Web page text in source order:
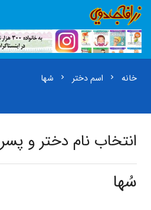
خانه chevron_right اسم دختر chevron_right سُها
انتخاب نام دختر و پسر
سُها